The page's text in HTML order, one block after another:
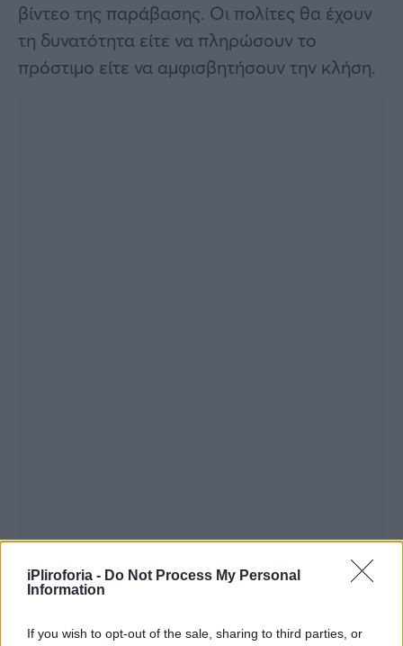
iPliroforia - Do Not Process My Personal
Information
If you wish to opt-out of the sale, sharing to third parties, or
βίντεο της παράβασης. Οι πολίτες θα έχουν
τη δυνατότητα είτε να πληρώσουν το
πρόστιμο είτε να αμφισβητήσουν την κλήση.